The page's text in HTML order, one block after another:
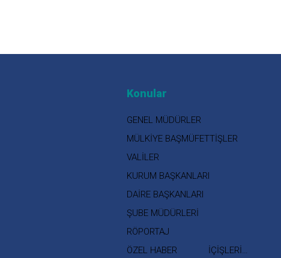
Konular
GENEL MÜDÜRLER
MÜLKİYE BAŞMÜFETTİŞLER
VALİLER
KURUM BAŞKANLARI
DAİRE BAŞKANLARI
ŞUBE MÜDÜRLERİ
RÖPORTAJ
ÖZEL HABER
İÇİŞLERİ